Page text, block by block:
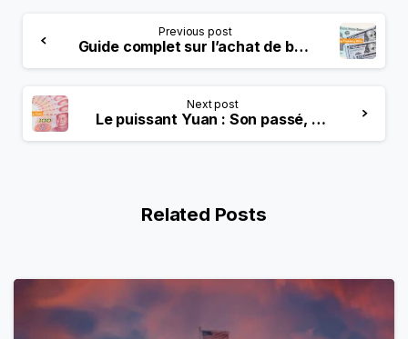
Previous post
Guide complet sur l’achat de bons du Trésor
Next post
Le puissant Yuan : Son passé, son présent et son importance mondiale
Related Posts